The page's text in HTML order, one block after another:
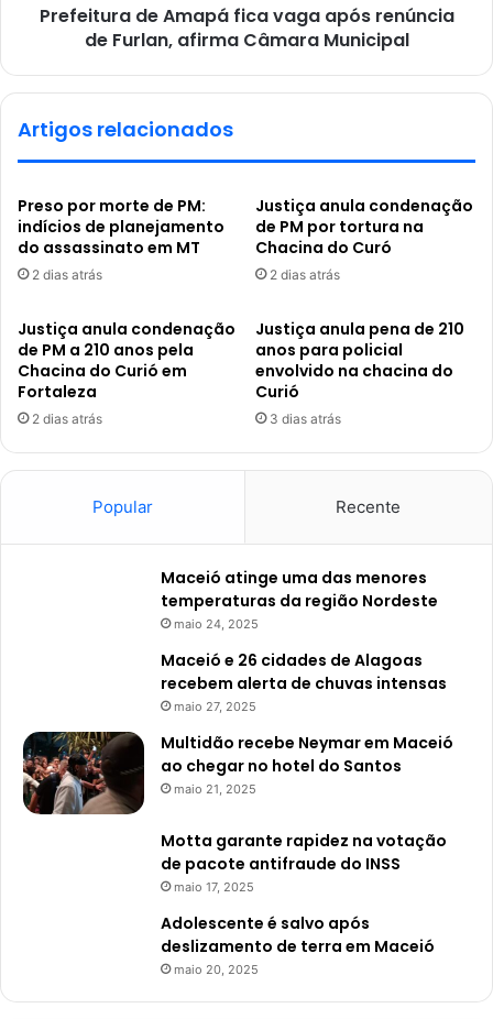
Prefeitura de Amapá fica vaga após renúncia
de Furlan, afirma Câmara Municipal
Artigos relacionados
Preso por morte de PM:
indícios de planejamento
do assassinato em MT
2 dias atrás
Justiça anula condenação
de PM por tortura na
Chacina do Curó
2 dias atrás
Justiça anula condenação
de PM a 210 anos pela
Chacina do Curió em
Fortaleza
2 dias atrás
Justiça anula pena de 210
anos para policial
envolvido na chacina do
Curió
3 dias atrás
Popular Recente
Maceió atinge uma das menores
temperaturas da região Nordeste
maio 24, 2025
Maceió e 26 cidades de Alagoas
recebem alerta de chuvas intensas
maio 27, 2025
Multidão recebe Neymar em Maceió
ao chegar no hotel do Santos
maio 21, 2025
Motta garante rapidez na votação
de pacote antifraude do INSS
maio 17, 2025
Adolescente é salvo após
deslizamento de terra em Maceió
maio 20, 2025